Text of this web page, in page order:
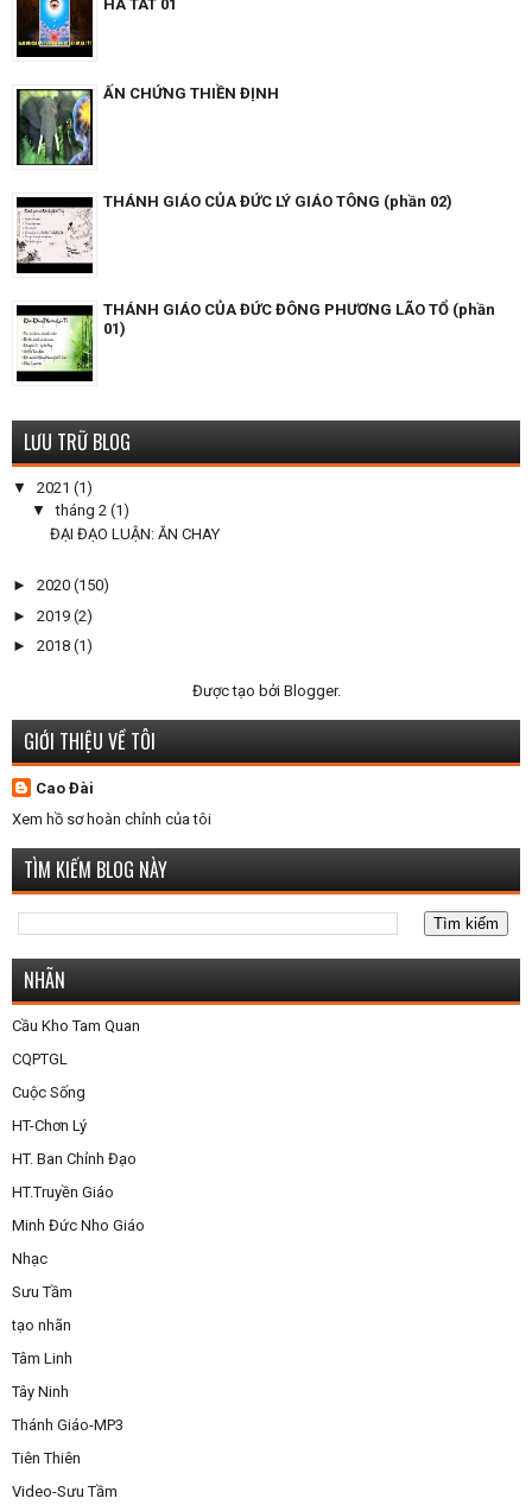
HA TÁT 01
ẤN CHỨNG THIỀN ĐỊNH
THÁNH GIÁO CỦA ĐỨC LÝ GIÁO TÔNG (phần 02)
THÁNH GIÁO CỦA ĐỨC ĐÔNG PHƯƠNG LÃO TỔ (phần
01)
LƯU TRỮ BLOG
▼ 2021 (1)
▼tháng 2 (1)
ĐẠI ĐẠO LUẬN: ĂN CHAY
► 2020 (150)
► 2019 (2)
► 2018 (1)
Được tạo bởi Blogger.
GIỚI THIỆU VỀ TÔI
Cao Đài
Xem hồ sơ hoàn chỉnh của tôi
TÌM KIẾM BLOG NÀY
NHÃN
Cầu Kho Tam Quan
CQPTGL
Cuộc Sống
HT-Chơn Lý
HT. Ban Chỉnh Đạo
HT.Truyền Giáo
Minh Đức Nho Giáo
Nhạc
Sưu Tầm
tạo nhãn
Tâm Linh
Tây Ninh
Thánh Giáo-MP3
Tiên Thiên
Video-Sưu Tầm